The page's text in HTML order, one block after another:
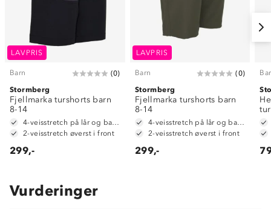
LAVPRIS
Barn (0)
Stormberg
Fjellmarka turshorts barn
8-14
2-veisstretch øverst i front
299,-
LAVPRIS
Barn (0)
Stormberg
Fjellmarka turshorts barn
8-14
2-veisstretch øverst i front
299,-
Vurderinger